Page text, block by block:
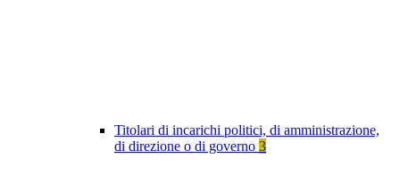
Titolari di incarichi politici, di amministrazione,
di direzione o di governo 3